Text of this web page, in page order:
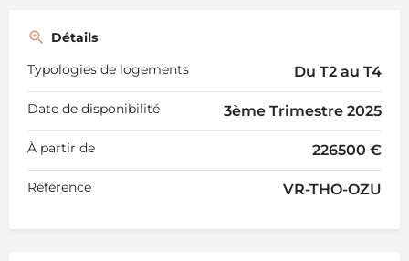
Détails
Typologies de logements
Du T2 au T4
Date de disponibilité 3ème Trimestre 2025
À partir de 226500 €
Référence VR-THO-OZU